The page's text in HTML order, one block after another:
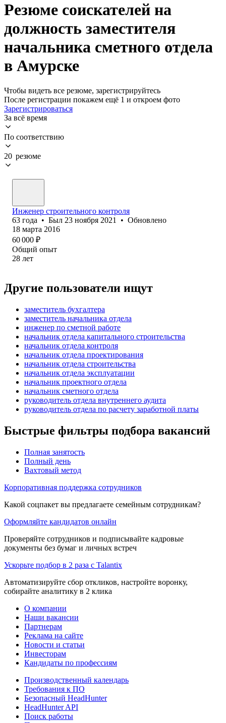
Резюме соискателей на
должность заместителя
начальника сметного отдела
в Амурске
Чтобы видеть все резюме, зарегистрируйтесь
После регистрации покажем ещё 1 и откроем фото
Зарегистрироваться
За всё время
По соответствию
20 резюме
Инженер строительного контроля
63 года • Был 23 ноября 2021 • Обновлено
18 марта 2016
60 000 ₽
Общий опыт
28 лет
Другие пользователи ищут
заместитель бухгалтера
заместитель начальника отдела
инженер по сметной работе
начальник отдела капитального строительства
начальник отдела контроля
начальник отдела проектирования
начальник отдела строительства
начальник отдела эксплуатации
начальник проектного отдела
начальник сметного отдела
руководитель отдела внутреннего аудита
руководитель отдела по расчету заработной платы
Быстрые фильтры подбора вакансий
Полная занятость
Полный день
Вахтовый метод
Корпоративная поддержка сотрудников
Какой соцпакет вы предлагаете семейным сотрудникам?
Оформляйте кандидатов онлайн
Проверяйте сотрудников и подписывайте кадровые
документы без бумаг и личных встреч
Ускорьте подбор в 2 раза с Talantix
Автоматизируйте сбор откликов, настройте воронку,
собирайте аналитику в 2 клика
О компании
Наши вакансии
Партнерам
Реклама на сайте
Новости и статьи
Инвесторам
Кандидаты по профессиям
Производственный календарь
Требования к ПО
Безопасный HeadHunter
HeadHunter API
Поиск работы